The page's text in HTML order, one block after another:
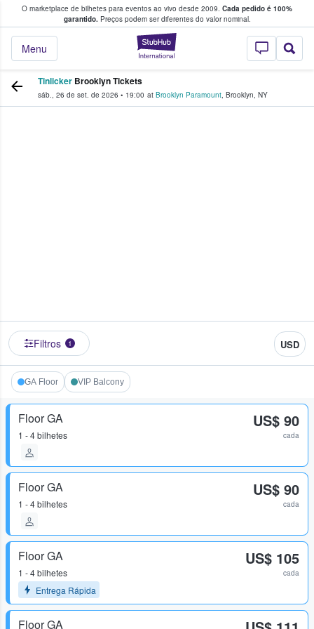
O marketplace de bilhetes para eventos ao vivo desde 2009. Cada pedido é 100%
garantido.Preços podem ser diferentes do valor nominal.
StubHub – onde
Menu
fãs compram e vendem bilhetes
Tinlicker Brooklyn Tickets
sáb., 26 de set. de 2026 • 19:00 at Brooklyn Paramount, Brooklyn, NY
Filtros 1 USD
GA Floor VIP Balcony
Floor GA
1 - 4 bilhetes
US$ 90
cada
Floor GA
1 - 4 bilhetes
US$ 90
cada
Floor GA
1 - 4 bilhetes
Entrega Rápida
US$ 105
cada
Floor GA